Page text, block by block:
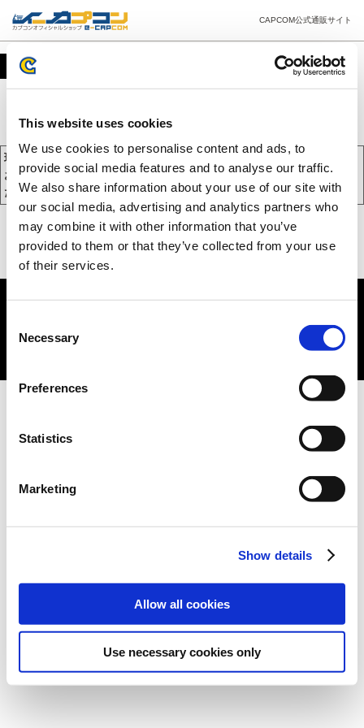
This website uses cookies
We use cookies to personalise content and ads, to
provide social media features and to analyse our traffic.
We also share information about your use of our site with
our social media, advertising and analytics partners who
may combine it with other information that you’ve
provided to them or that they’ve collected from your use
of their services.
Selection
Necessary
Preferences
Statistics
Marketing
Show details
Allow all cookies
Use necessary cookies only
CAPCOM公式通販サイト
カート
現在、カートには商品が入っておりません。
お買い物を続けるには下の 「お買い物を続ける」 をクリックしてく
ださい。